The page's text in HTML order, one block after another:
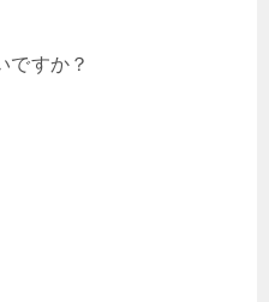
ですか？